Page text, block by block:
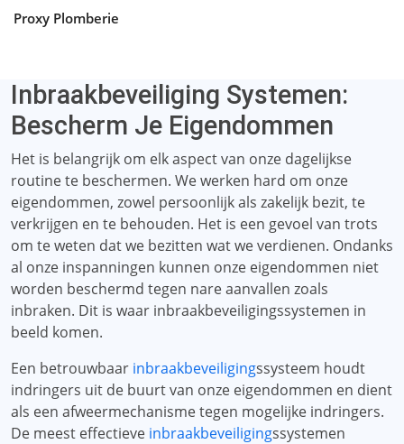
Proxy Plomberie
Inbraakbeveiliging Systemen:
Bescherm Je Eigendommen
Het is belangrijk om elk aspect van onze dagelijkse
routine te beschermen. We werken hard om onze
eigendommen, zowel persoonlijk als zakelijk bezit, te
verkrijgen en te behouden. Het is een gevoel van trots
om te weten dat we bezitten wat we verdienen. Ondanks
al onze inspanningen kunnen onze eigendommen niet
worden beschermd tegen nare aanvallen zoals
inbraken. Dit is waar inbraakbeveiligingssystemen in
beeld komen.
Een betrouwbaar inbraakbeveiligingssysteem houdt
indringers uit de buurt van onze eigendommen en dient
als een afweermechanisme tegen mogelijke indringers.
De meest effectieve inbraakbeveiligingssystemen